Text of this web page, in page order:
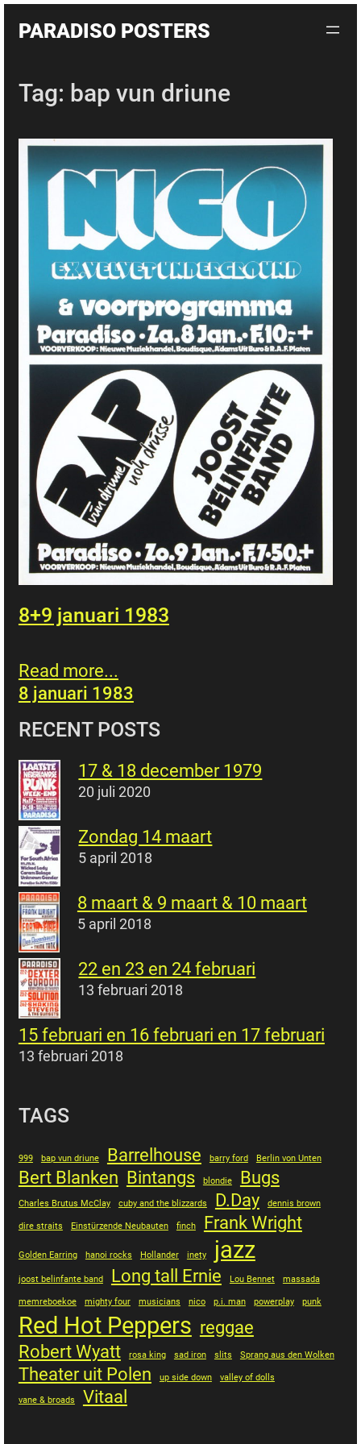
PARADISO POSTERS
Tag: bap vun driune
8+9 januari 1983
Read more...
8 januari 1983
RECENT POSTS
17 & 18 december 1979
20 juli 2020
Zondag 14 maart
5 april 2018
8 maart & 9 maart & 10 maart
5 april 2018
22 en 23 en 24 februari
13 februari 2018
15 februari en 16 februari en 17 februari
13 februari 2018
TAGS
999 bap vun driune Barrelhouse barry ford Berlin von Unten
Bert Blanken Bintangs blondie Bugs
Charles Brutus McClay cuby and the blizzards D.Day dennis brown
dire straits Einstürzende Neubauten finch Frank Wright
Golden Earring hanoi rocks Hollander inety jazz
joost belinfante band Long tall Ernie Lou Bennet massada
memreboekoe mighty four musicians nico p.i. man powerplay punk
Red Hot Peppers reggae
Robert Wyatt
rosa king sad iron slits Sprang aus den Wolken
Theater uit Polen up side down valley of dolls
vane & broads Vitaal